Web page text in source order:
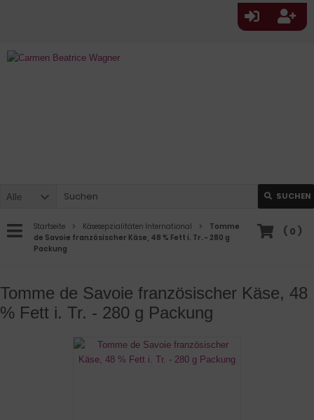
Alle SUCHEN
( 0 )
Startseite Käsesepzialitäten International
Tomme
de Savoie französischer Käse, 48 % Fett i. Tr. - 280 g
Packung
Tomme de Savoie französischer Käse, 48
% Fett i. Tr. - 280 g Packung